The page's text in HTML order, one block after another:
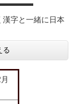
字と一緒に日本
る